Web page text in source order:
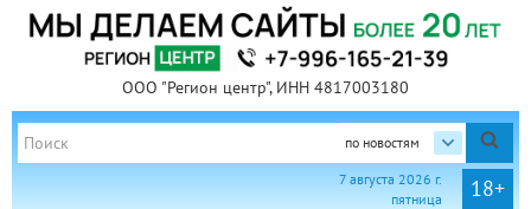
ООО "Регион центр", ИНН 4817003180
по новостям
18+
7 августа 2026 г.
пятница